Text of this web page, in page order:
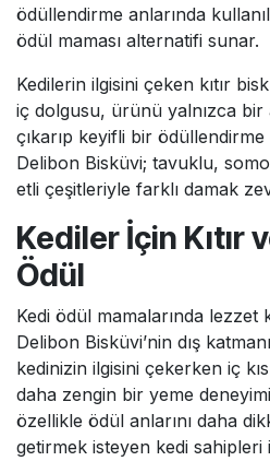
ödüllendirme anlarında
ödül maması alternatifi sunar.
Kedilerin ilgisini çeken kıtır
iç dolgusu, ürünü yalnızca bir
çıkarıp keyifli bir
Delibon Bisküvi; tavuklu,
etli çeşitleriyle farklı damak
Kediler İçin Kıtır
Ödül
Kedi ödül mamalarında lezzet
Delibon Bisküvi’nin dış
kedinizin ilgisini çekerken iç
daha zengin bir yeme
özellikle ödül anlarını daha
getirmek isteyen kedi